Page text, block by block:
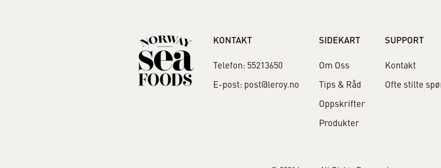
KONTAKT
Telefon: 55213650
E-post: post@leroy.no
SIDEKART
Om Oss
Tips & Råd
Oppskrifter
Produkter
SUPPORT
Kontakt
Ofte stilte